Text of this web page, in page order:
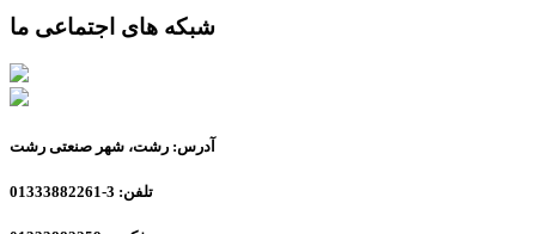
شبکه های اجتماعی ما
آدرس: رشت، شهر صنعتی رشت
تلفن: 3-01333882261